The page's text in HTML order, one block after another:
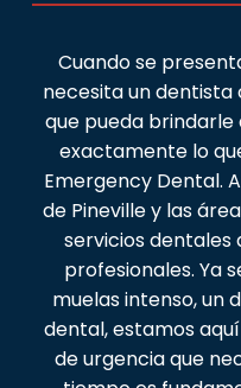
Cuando se
necesita un
que pueda brindarle
exactamente lo
Emergency Dental.
de Pineville y las
servicios dentales
profesionales. Ya
muelas intenso, un
dental, estamos
de urgencia que